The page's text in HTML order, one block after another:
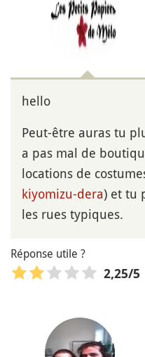
hello
Peut-être auras tu
a pas mal de
locations de
kiyomizu-dera) et tu
les rues typiques.
Réponse utile ?
2,25/5